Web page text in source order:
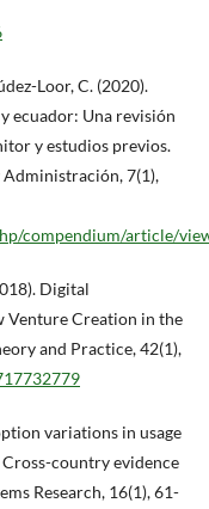
Loor, C. (2020).
ecuador: Una revisión
y estudios previos.
7(1),
compendium/article/
Digital
Venture Creation in the
and Practice, 42(1),
variations in usage
country evidence
Research, 16(1), 61-